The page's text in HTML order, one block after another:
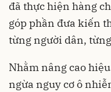
đã thực hiện hàng
góp phần đưa kiến
từng người dân,
Nhằm nâng cao
ngừa nguy cơ ô